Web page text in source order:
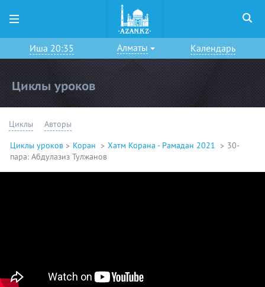
Иша 20:35 Алматы Календарь
Циклы уроков
Циклы Авторы
Циклы уроков Коран Хатм Корана - Рамадан 2021
30-
пара: Абдулазиз Тулжанов